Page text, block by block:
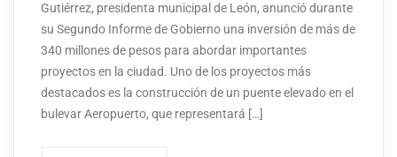
Gutiérrez, presidenta municipal de León, anunció durante
su Segundo Informe de Gobierno una inversión de más de
340 millones de pesos para abordar importantes
proyectos en la ciudad. Uno de los proyectos más
destacados es la construcción de un puente elevado en el
bulevar Aeropuerto, que representará […]